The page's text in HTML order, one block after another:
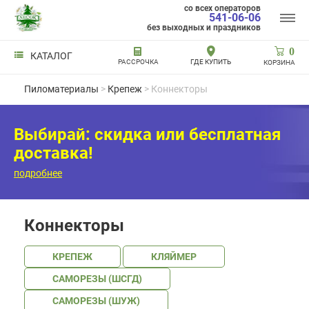
КАТАЛОГ
РАССРОЧКА ГДЕ КУПИТЬ
со всех операторов
541-06-06
без выходных и праздников
0
КОРЗИНА
Пиломатериалы > Крепеж > Коннекторы
Выбирай: скидка или бесплатная
доставка!
подробнее
Коннекторы
КРЕПЕЖ
КЛЯЙМЕР
САМОРЕЗЫ (ШСГД)
САМОРЕЗЫ (ШУЖ)